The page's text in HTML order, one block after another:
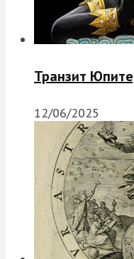
Транзит
12/06/2025